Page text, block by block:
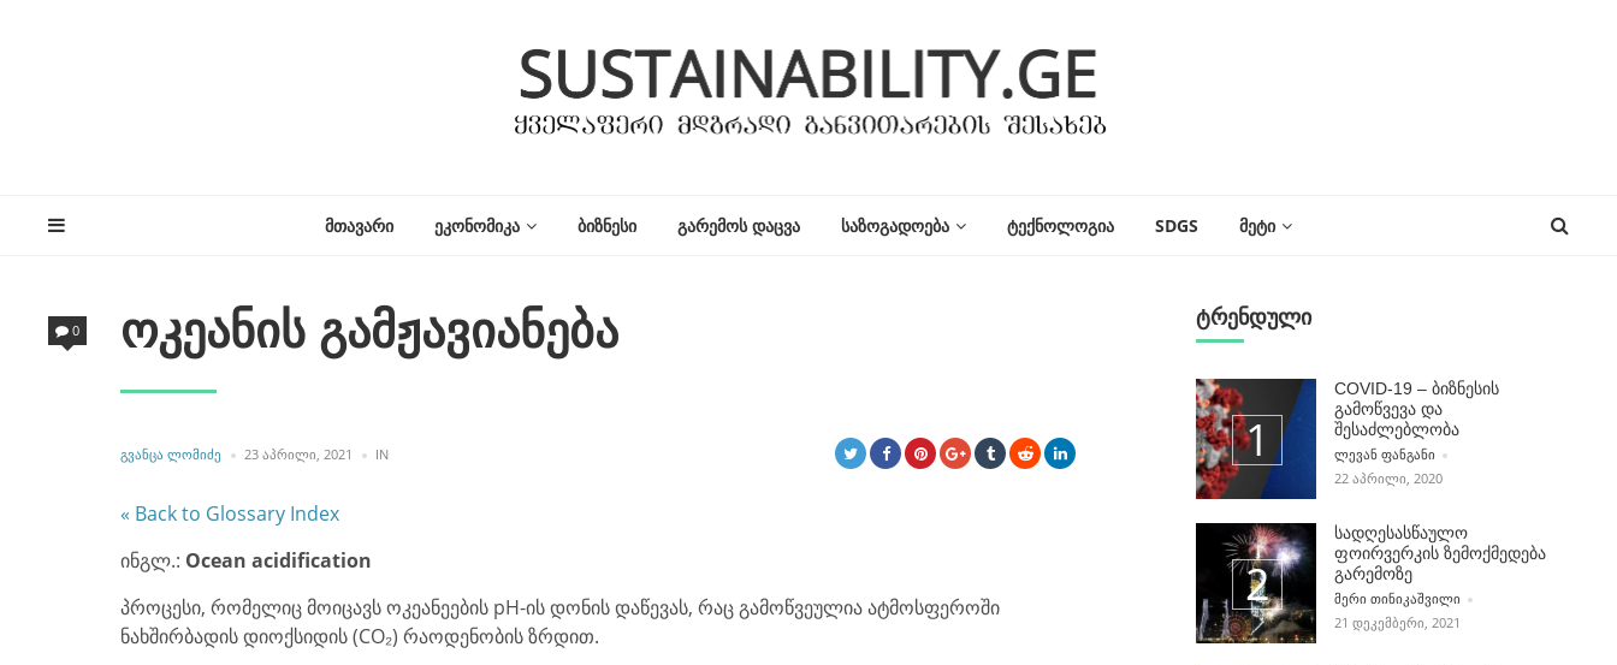
ᲛᲗᲐᲕᲐᲠᲘ ᲔᲙᲝᲜᲝᲛᲘᲙᲐ ᲑᲘᲖᲜᲔᲡᲘ ᲒᲐᲠᲔᲛᲝᲡ ᲓᲐᲪᲕᲐ ᲡᲐᲖᲝᲒᲐᲓᲝᲔᲑᲐ ᲢᲔᲥᲜᲝᲚᲝᲒᲘᲐ SDGS ᲛᲔᲢᲘ
ოკეანის გამჟავიანება
POSTED
ᲒᲕᲐᲜᲪᲐ ᲚᲝᲛᲘᲫᲔ 23 ᲐᲞᲠᲘᲚᲘ, 2021 INPOSTED
0
« Back to Glossary Index
ინგლ.: Ocean acidification
პროცესი, რომელიც მოიცავს ოკეანეების pH-ის დონის დაწევას, რაც გამოწვეულია ატმოსფეროში
ნახშირბადის დიოქსიდის (CO₂) რაოდენობის ზრდით.
ტრენდული
COVID-19 – ბიზნესის
გამოწვევა და
შესაძლებლობა
POSTED BY
ᲚᲔᲕᲐᲜ ᲤᲐᲜᲒᲐᲜᲘ
22 ᲐᲞᲠᲘᲚᲘ, 2020
სადღესასწაულო
ფოირვერკის ზემოქმედება
გარემოზე
POSTED BY
ᲛᲔᲠᲘ ᲗᲘᲜᲘᲙᲐᲨᲕᲘᲚᲘ
21 ᲓᲔᲙᲔᲛᲑᲔᲠᲘ, 2021